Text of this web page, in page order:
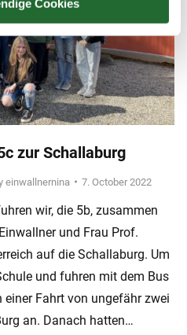
Cookies
zur Schallaburg
einwallnernina 7. October 2022
wir, die 5b, zusammen
und Frau Prof.
auf die Schallaburg. Um
und fuhren mit dem Bus
einer Fahrt von ungefähr zwei
an. Danach hatten…